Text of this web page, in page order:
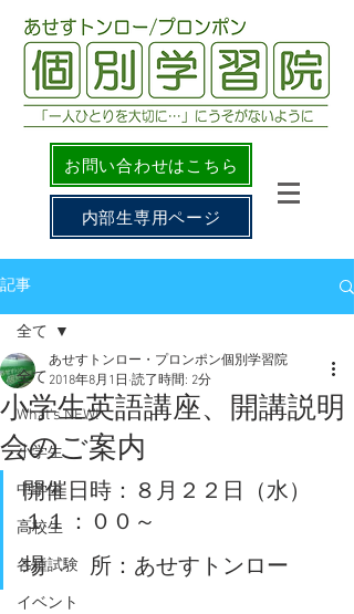
お問い合わせはこちら
内部生専用ページ
記事
全て
What's NEW!
小学生
中学生
高校生
各種試験
イベント
全て
小学生英語講座、開講説明
会のご案内
あせすトンロー・プロンポン個別学習院
2018年8月1日 読了時間: 2分
開催日時：８月２２日（水）
１１：００～
場　　所：あせすトンロー